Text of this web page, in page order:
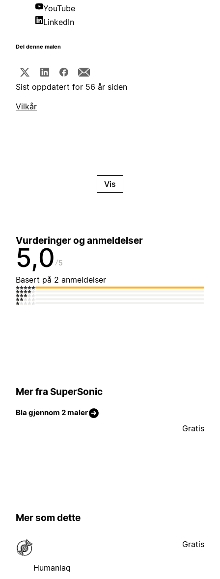
YouTube
LinkedIn
Del denne malen
Sist oppdatert for 56 år siden
Vilkår
Vis
Vurderinger og anmeldelser
5,0 5
Basert på 2 anmeldelser
Mer fra SuperSonic
Bla gjennom 2 maler
Gratis
Mer som dette
Humaniaq
Gratis